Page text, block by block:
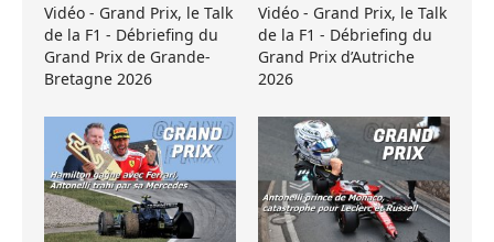
Vidéo - Grand Prix, le Talk
de la F1 - Débriefing du
Grand Prix de Grande-
Bretagne 2026
Vidéo - Grand Prix, le Talk
de la F1 - Débriefing du
Grand Prix d’Autriche
2026